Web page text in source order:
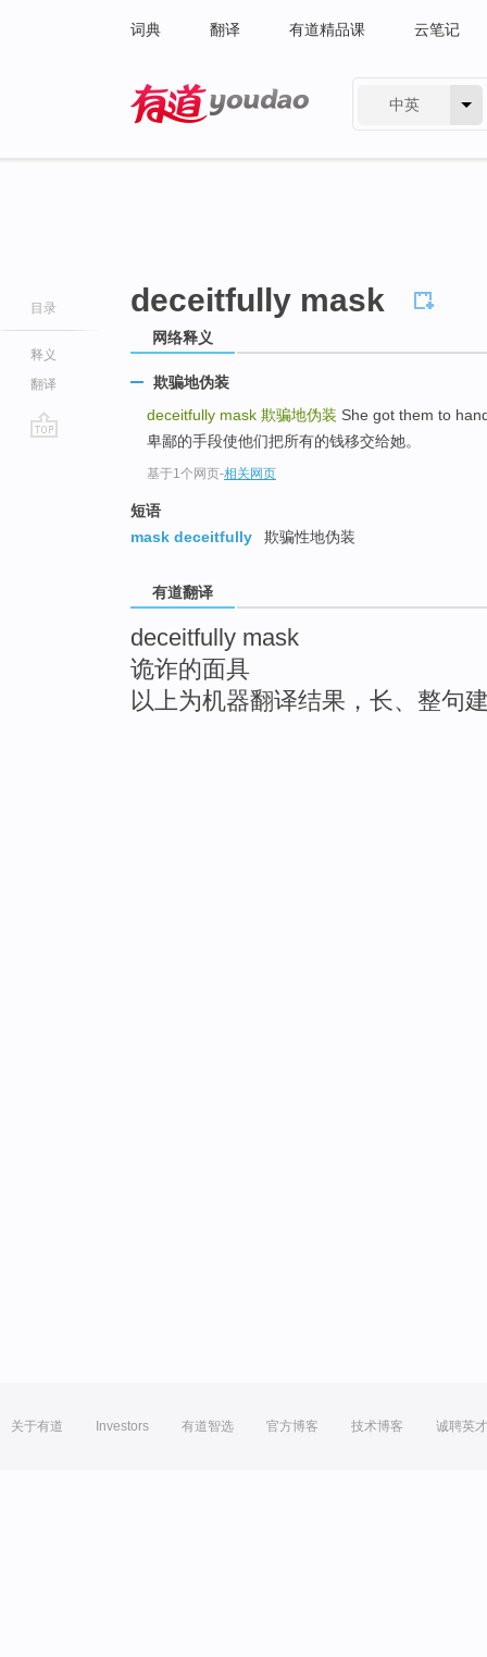
词典 翻译 有道精品课 云笔记
中英
目录
释义
翻译
deceitfully mask
网络释义
欺骗地伪装
deceitfully mask 欺骗地伪装 She got them to
卑鄙的手段使他们把所有的钱移交给她。
基于1个网页-相关网页
短语
mask deceitfully
欺骗性地伪装
有道翻译
deceitfully mask
诡诈的面具
以上为机器翻译结果，长、整句
关于有道 Investors 有道智选 官方博客 技术博客 诚聘英才